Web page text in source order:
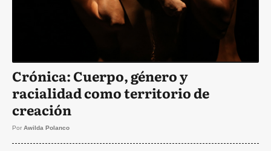
Crónica: Cuerpo, género y
racialidad como territorio de
creación
Por Awilda Polanco